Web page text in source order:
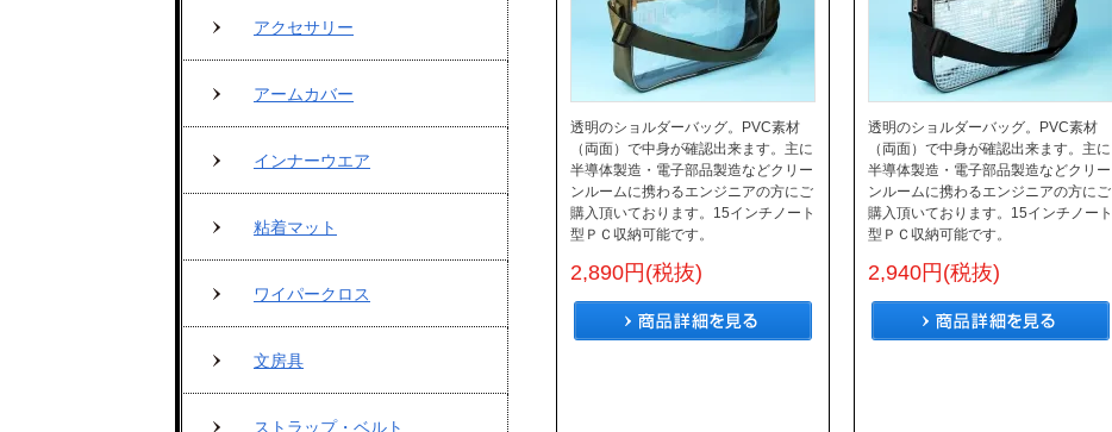
透明のショルダーバッグ。PVC素材
（両面）で中身が確認出来ます。主に
半導体製造・電子部品製造などクリー
ンルームに携わるエンジニアの方にご
購入頂いております。15インチノート
型ＰＣ収納可能です。
2,890円(税抜)
透明のショルダーバッグ。PVC素材
（両面）で中身が確認出来ます。主に
半導体製造・電子部品製造などクリー
ンルームに携わるエンジニアの方にご
購入頂いております。15インチノート
型ＰＣ収納可能です。
2,940円(税抜)
アクセサリー
アームカバー
インナーウエア
粘着マット
ワイパークロス
文房具
ストラップ・ベルト